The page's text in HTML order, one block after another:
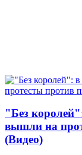
"Без
вышли на
(Видео)